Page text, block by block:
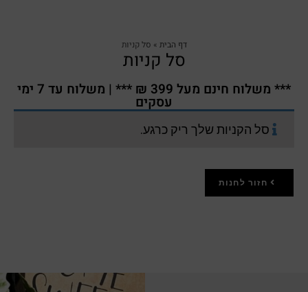
דף הבית » סל קניות
סל קניות
*** משלוח חינם מעל 399 ₪ *** | משלוח עד 7 ימי
עסקים
סל הקניות שלך ריק כרגע.
חזור לחנות